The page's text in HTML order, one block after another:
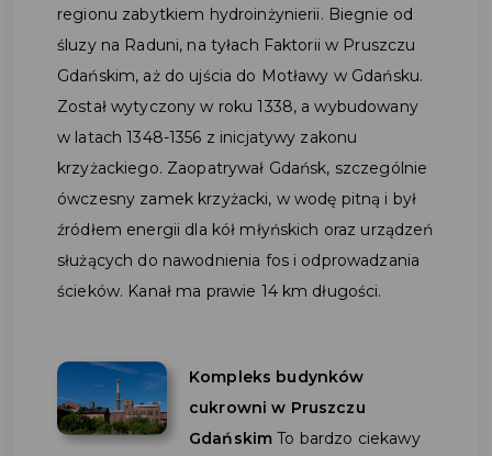
regionu zabytkiem hydroinżynierii. Biegnie od
śluzy na Raduni, na tyłach Faktorii w Pruszczu
Gdańskim, aż do ujścia do Motławy w Gdańsku.
Został wytyczony w roku 1338, a wybudowany
w latach 1348-1356 z inicjatywy zakonu
krzyżackiego. Zaopatrywał Gdańsk, szczególnie
ówczesny zamek krzyżacki, w wodę pitną i był
źródłem energii dla kół młyńskich oraz urządzeń
służących do nawodnienia fos i odprowadzania
ścieków. Kanał ma prawie 14 km długości.
Kompleks budynków
cukrowni w Pruszczu
Gdańskim To bardzo ciekawy